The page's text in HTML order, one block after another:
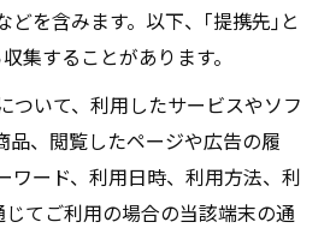
どを含みます。以下、｢提携先｣と
集することがあります。
ついて、利用したサービスやソフ
品、閲覧したページや広告の履
ワード、利用日時、利用方法、利
てご利用の場合の当該端末の通